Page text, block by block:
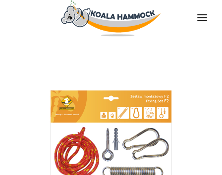
BLEIBE VERTEILER
DIE MEDIEN